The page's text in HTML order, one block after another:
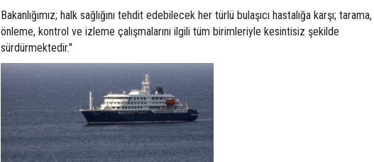
Bakanlığımız; halk sağlığını tehdit edebilecek her türlü bulaşıcı hastalığa karşı; tarama,
önleme, kontrol ve izleme çalışmalarını ilgili tüm birimleriyle kesintisiz şekilde
sürdürmektedir."